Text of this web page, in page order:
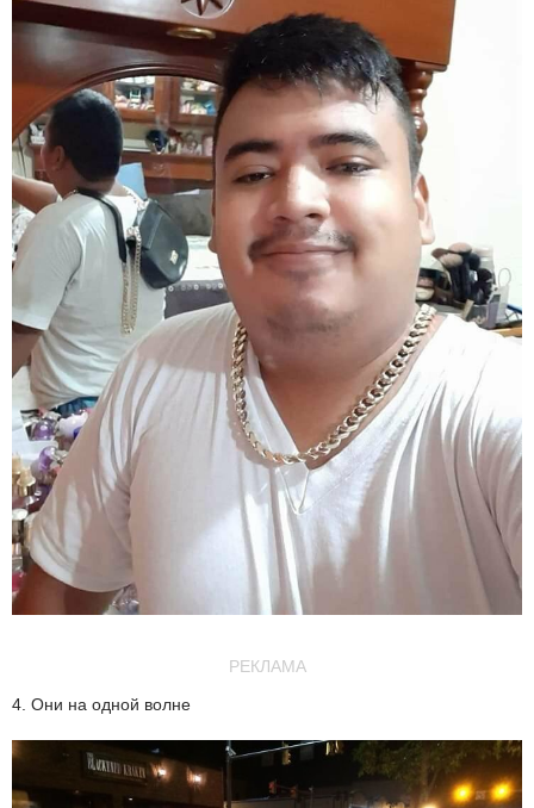
РЕКЛАМА
4. Они на одной волне